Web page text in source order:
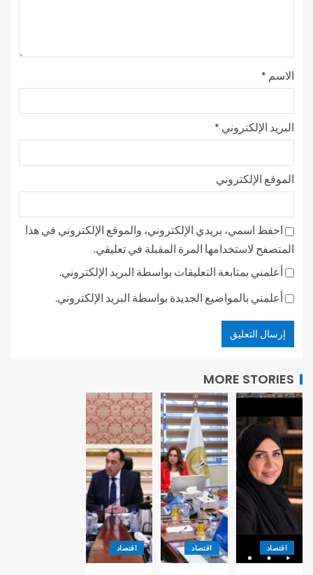
الاسم *
البريد الإلكتروني *
الموقع الإلكتروني
احفظ اسمي، بريدي الإلكتروني، والموقع الإلكتروني في هذا
المتصفح لاستخدامها المرة المقبلة في تعليقي.
أعلمني بمتابعة التعليقات بواسطة البريد الإلكتروني.
أعلمني بالمواضيع الجديدة بواسطة البريد الإلكتروني.
MORE STORIES
اقتصاد اقتصاد اقتصاد